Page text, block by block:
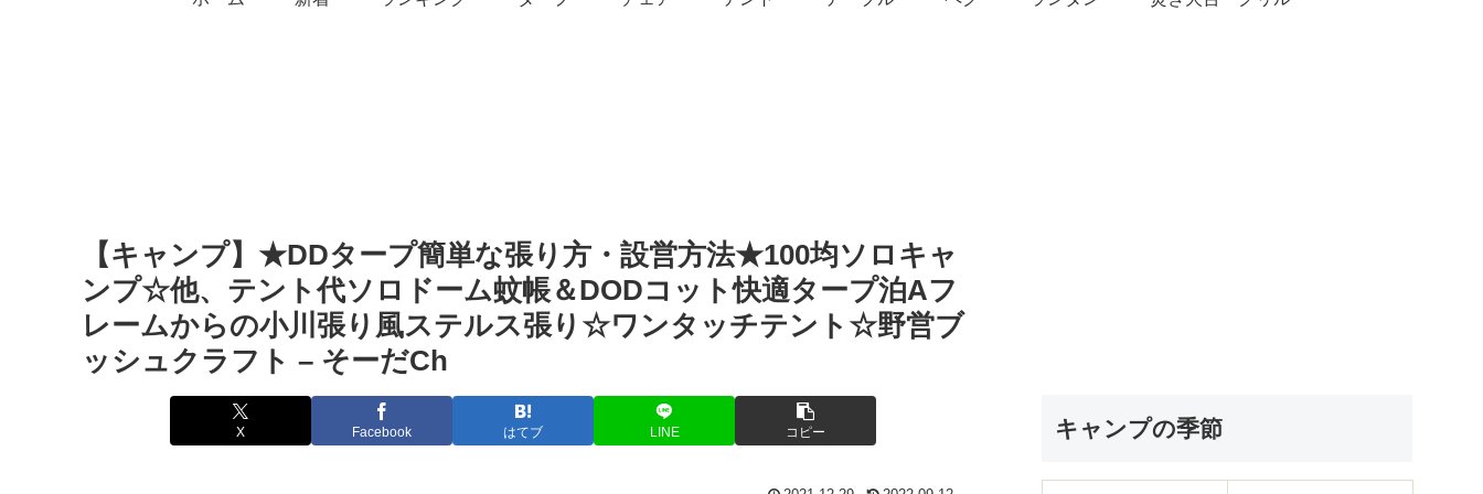
【キャンプ】★DDタープ簡単な張り方・設営方法★100均ソロキャ
ンプ☆他、テント代ソロドーム蚊帳＆DODコット快適タープ泊Aフ
レームからの小川張り風ステルス張り☆ワンタッチテント☆野営ブ
ッシュクラフト – そーだCh
X Facebook はてブ LINE コピー キャンプの季節